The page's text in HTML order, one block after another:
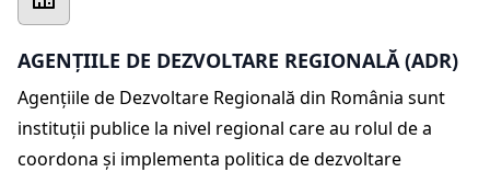
AGENȚIILE DE DEZVOLTARE REGIONALĂ (ADR)
Agențiile de Dezvoltare Regională din România sunt
instituții publice la nivel regional care au rolul de a
coordona și implementa politica de dezvoltare